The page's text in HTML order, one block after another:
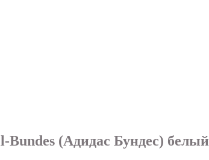
Bundes (Адидаc Бундес) белый